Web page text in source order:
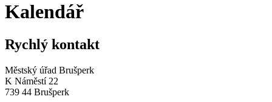
Kalendář
Rychlý kontakt
Městský úřad Brušperk
K Náměstí 22
739 44 Brušperk